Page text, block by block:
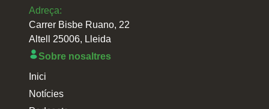
Adreça:
Carrer Bisbe Ruano, 22
Altell 25006, Lleida
Sobre nosaltres
Inici
Notícies